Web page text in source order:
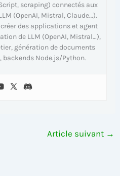
scraping) connectés aux
(OpenAI, Mistral, Claude…).
des applications et agent
de LLM (OpenAI, Mistral…),
génération de documents
backends Node.js/Python.
Article suivant →